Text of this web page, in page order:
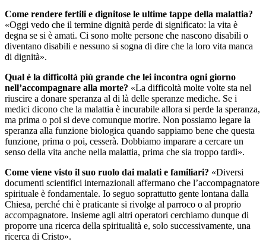
Come rendere fertili e dignitose le ultime tappe della malattia?
«Oggi vedo che il termine dignità perde di significato: la vita è
degna se si è amati. Ci sono molte persone che nascono disabili o
diventano disabili e nessuno si sogna di dire che la loro vita manca
di dignità».
Qual è la difficoltà più grande che lei incontra ogni giorno
nell’accompagnare alla morte? «La difficoltà molte volte sta nel
riuscire a donare speranza al di là delle speranze mediche. Se i
medici dicono che la malattia è incurabile allora si perde la speranza,
ma prima o poi si deve comunque morire. Non possiamo legare la
speranza alla funzione biologica quando sappiamo bene che questa
funzione, prima o poi, cesserà. Dobbiamo imparare a cercare un
senso della vita anche nella malattia, prima che sia troppo tardi».
Come viene visto il suo ruolo dai malati e familiari? «Diversi
documenti scientifici internazionali affermano che l’accompagnatore
spirituale è fondamentale. Io seguo soprattutto gente lontana dalla
Chiesa, perché chi è praticante si rivolge al parroco o al proprio
accompagnatore. Insieme agli altri operatori cerchiamo dunque di
proporre una ricerca della spiritualità e, solo successivamente, una
ricerca di Cristo».